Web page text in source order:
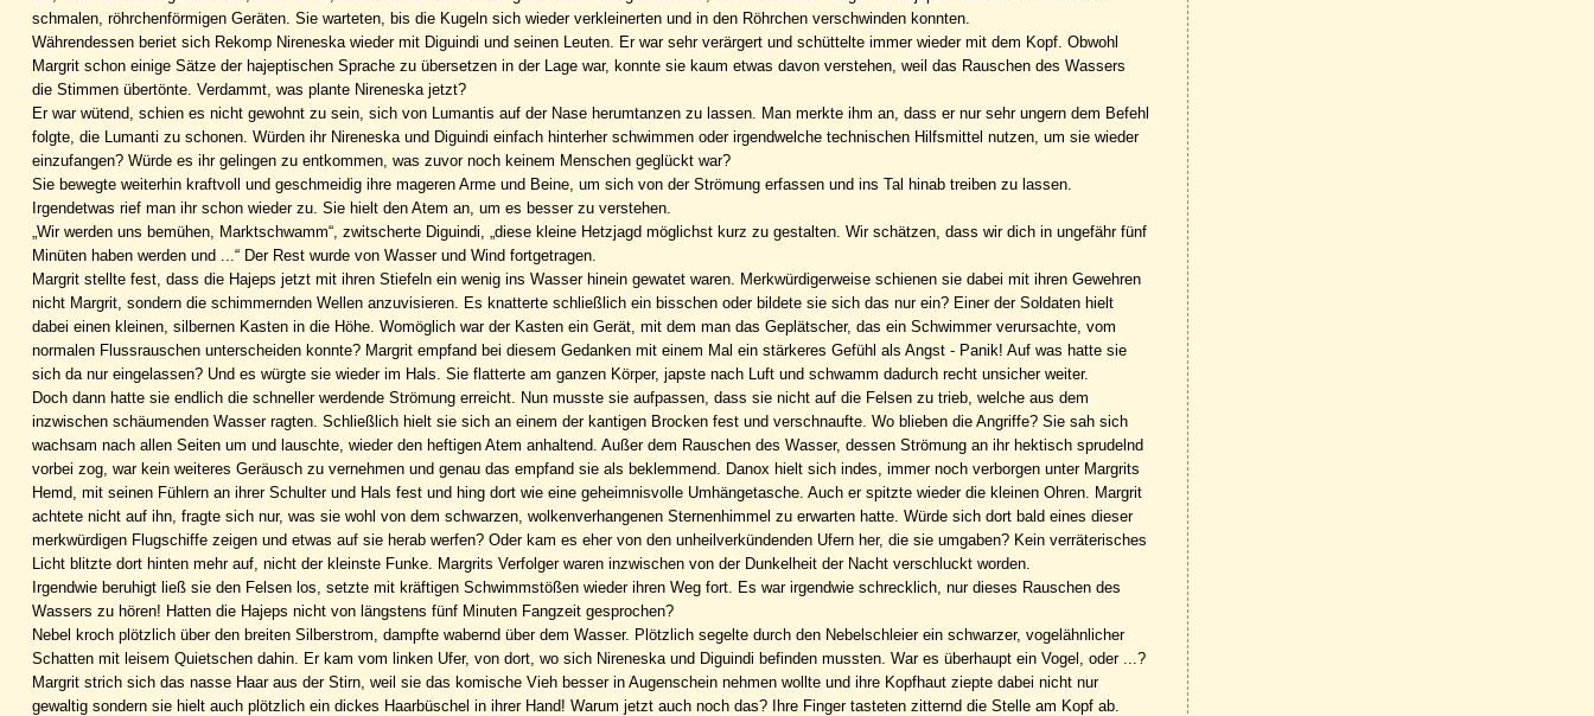
schmalen, röhrchenförmigen Geräten. Sie warteten, bis die Kugeln sich wieder verkleinerten und in den Röhrchen verschwinden konnten.
Währendessen beriet sich Rekomp Nireneska wieder mit Diguindi und seinen Leuten. Er war sehr verärgert und schüttelte immer wieder mit dem Kopf. Obwohl
Margrit schon einige Sätze der hajeptischen Sprache zu übersetzen in der Lage war, konnte sie kaum etwas davon verstehen, weil das Rauschen des Wassers
die Stimmen übertönte. Verdammt, was plante Nireneska jetzt?
Er war wütend, schien es nicht gewohnt zu sein, sich von Lumantis auf der Nase herumtanzen zu lassen. Man merkte ihm an, dass er nur sehr ungern dem Befehl
folgte, die Lumanti zu schonen. Würden ihr Nireneska und Diguindi einfach hinterher schwimmen oder irgendwelche technischen Hilfsmittel nutzen, um sie wieder
einzufangen? Würde es ihr gelingen zu entkommen, was zuvor noch keinem Menschen geglückt war?
Sie bewegte weiterhin kraftvoll und geschmeidig ihre mageren Arme und Beine, um sich von der Strömung erfassen und ins Tal hinab treiben zu lassen.
Irgendetwas rief man ihr schon wieder zu. Sie hielt den Atem an, um es besser zu verstehen.
„Wir werden uns bemühen, Marktschwamm“, zwitscherte Diguindi, „diese kleine Hetzjagd möglichst kurz zu gestalten. Wir schätzen, dass wir dich in ungefähr fünf
Minüten haben werden und ...“ Der Rest wurde von Wasser und Wind fortgetragen.
Margrit stellte fest, dass die Hajeps jetzt mit ihren Stiefeln ein wenig ins Wasser hinein gewatet waren. Merkwürdigerweise schienen sie dabei mit ihren Gewehren
nicht Margrit, sondern die schimmernden Wellen anzuvisieren. Es knatterte schließlich ein bisschen oder bildete sie sich das nur ein? Einer der Soldaten hielt
dabei einen kleinen, silbernen Kasten in die Höhe. Womöglich war der Kasten ein Gerät, mit dem man das Geplätscher, das ein Schwimmer verursachte, vom
normalen Flussrauschen unterscheiden konnte? Margrit empfand bei diesem Gedanken mit einem Mal ein stärkeres Gefühl als Angst - Panik! Auf was hatte sie
sich da nur eingelassen? Und es würgte sie wieder im Hals. Sie flatterte am ganzen Körper, japste nach Luft und schwamm dadurch recht unsicher weiter.
Doch dann hatte sie endlich die schneller werdende Strömung erreicht. Nun musste sie aufpassen, dass sie nicht auf die Felsen zu trieb, welche aus dem
inzwischen schäumenden Wasser ragten. Schließlich hielt sie sich an einem der kantigen Brocken fest und verschnaufte. Wo blieben die Angriffe? Sie sah sich
wachsam nach allen Seiten um und lauschte, wieder den heftigen Atem anhaltend. Außer dem Rauschen des Wasser, dessen Strömung an ihr hektisch sprudelnd
vorbei zog, war kein weiteres Geräusch zu vernehmen und genau das empfand sie als beklemmend. Danox hielt sich indes, immer noch verborgen unter Margrits
Hemd, mit seinen Fühlern an ihrer Schulter und Hals fest und hing dort wie eine geheimnisvolle Umhängetasche. Auch er spitzte wieder die kleinen Ohren. Margrit
achtete nicht auf ihn, fragte sich nur, was sie wohl von dem schwarzen, wolkenverhangenen Sternenhimmel zu erwarten hatte. Würde sich dort bald eines dieser
merkwürdigen Flugschiffe zeigen und etwas auf sie herab werfen? Oder kam es eher von den unheilverkündenden Ufern her, die sie umgaben? Kein verräterisches
Licht blitzte dort hinten mehr auf, nicht der kleinste Funke. Margrits Verfolger waren inzwischen von der Dunkelheit der Nacht verschluckt worden.
Irgendwie beruhigt ließ sie den Felsen los, setzte mit kräftigen Schwimmstößen wieder ihren Weg fort. Es war irgendwie schrecklich, nur dieses Rauschen des
Wassers zu hören! Hatten die Hajeps nicht von längstens fünf Minuten Fangzeit gesprochen?
Nebel kroch plötzlich über den breiten Silberstrom, dampfte wabernd über dem Wasser. Plötzlich segelte durch den Nebelschleier ein schwarzer, vogelähnlicher
Schatten mit leisem Quietschen dahin. Er kam vom linken Ufer, von dort, wo sich Nireneska und Diguindi befinden mussten. War es überhaupt ein Vogel, oder ...?
Margrit strich sich das nasse Haar aus der Stirn, weil sie das komische Vieh besser in Augenschein nehmen wollte und ihre Kopfhaut ziepte dabei nicht nur
gewaltig sondern sie hielt auch plötzlich ein dickes Haarbüschel in ihrer Hand! Warum jetzt auch noch das? Ihre Finger tasteten zitternd die Stelle am Kopf ab.